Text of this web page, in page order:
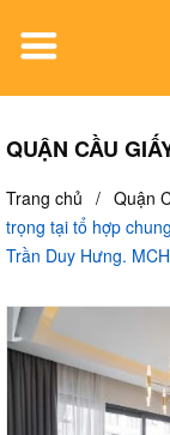
QUẬN CẦU
Trang chủ / Quận
trọng tại tổ hợp
Trần Duy Hưng.